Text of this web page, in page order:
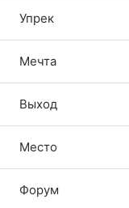
Упрек
Мечта
Выход
Место
Форум